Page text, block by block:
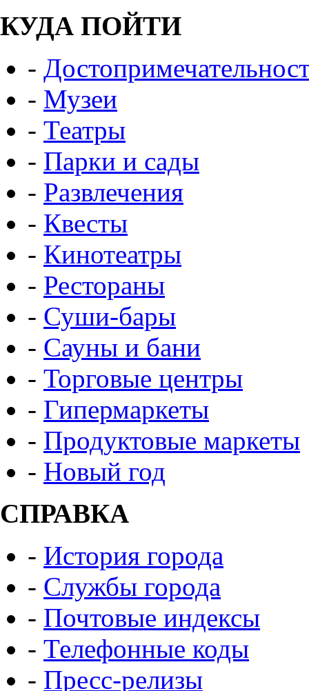
КУДА ПОЙТИ
-
- Музеи
- Театры
- Парки и сады
- Развлечения
- Квесты
- Кинотеатры
- Рестораны
- Суши-бары
- Сауны и бани
- Торговые центры
- Гипермаркеты
- Продуктовые маркеты
- Новый год
СПРАВКА
- История города
- Службы города
- Почтовые индексы
- Телефонные коды
- Пресс-релизы